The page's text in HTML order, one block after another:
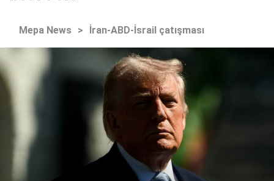
Mepa News > İran-ABD-İsrail çatışması